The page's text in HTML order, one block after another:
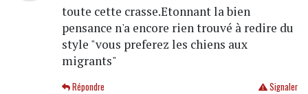
toute cette crasse.Etonnant la bien
pensance n'a encore rien trouvé à redire du
style "vous preferez les chiens aux
migrants"
Signaler
Répondre